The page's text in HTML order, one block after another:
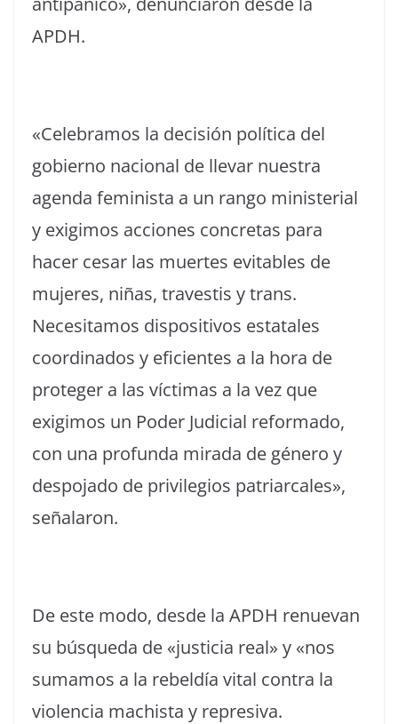
APDH.
«Celebramos la decisión política del
gobierno nacional de llevar nuestra
agenda feminista a un rango ministerial
y exigimos acciones concretas para
hacer cesar las muertes evitables de
mujeres, niñas, travestis y trans.
Necesitamos dispositivos estatales
coordinados y eficientes a la hora de
proteger a las víctimas a la vez que
exigimos un Poder Judicial reformado,
con una profunda mirada de género y
despojado de privilegios patriarcales»,
señalaron.
De este modo, desde la APDH renuevan
su búsqueda de «justicia real» y «nos
sumamos a la rebeldía vital contra la
violencia machista y represiva.